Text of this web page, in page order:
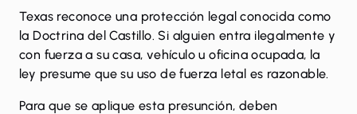
Texas reconoce una protección legal conocida como
la Doctrina del Castillo. Si alguien entra ilegalmente y
con fuerza a su casa, vehículo u oficina ocupada, la
ley presume que su uso de fuerza letal es razonable.
Para que se aplique esta presunción, deben